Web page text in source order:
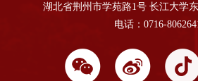
湖北省荆州市学苑路1号 长江大学
电话：0716-